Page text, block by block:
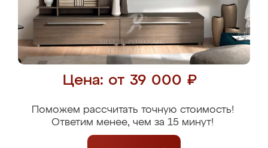
Цена: от 39 000 ₽
Поможем рассчитать точную стоимость!
Ответим менее, чем за 15 минут!